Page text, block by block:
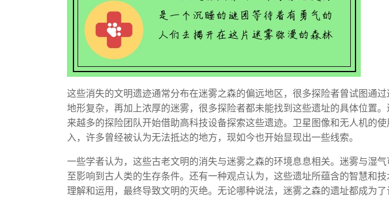
这些消失的文明遗迹通常分布在迷雾之森的偏远地区，很多探险者曾试图通
地形复杂，再加上浓厚的迷雾，很多探险者都未能找到这些遗址的具体位置
来越多的探险团队开始借助高科技设备探索这些遗迹。卫星图像和无人机的
入，许多曾经被认为无法抵达的地方，现如今也开始显现出一些线索。
一些学者认为，这些古老文明的消失与迷雾之森的环境息息相关。迷雾与湿
至影响到古人类的生存条件。还有一种观点认为，这些遗址所蕴含的智慧和
理解和运用，最终导致文明的灭绝。无论哪种说法，迷雾之森的遗址都成为了